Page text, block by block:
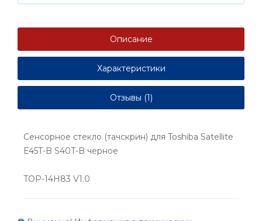
Описание
Характеристики
Отзывы (1)
Сенсорное стекло (тачскрин) для Toshiba Satellite
E45T-B S40T-B черное
TOP-14H83 V1.0